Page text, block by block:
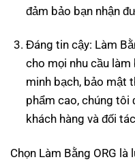
đảm bảo bạn nhận
Đáng tin cậy: Làm
cho mọi nhu cầu
minh bạch, bảo mật
phẩm cao, chúng
khách hàng và đối
Chọn Làm Bằng ORG